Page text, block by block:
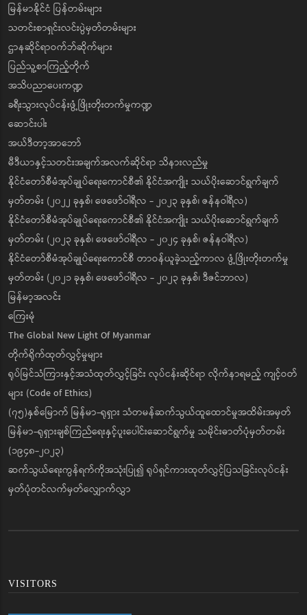
မြန်မာနိုင်ငံ ပြန်တမ်းများ
သတင်းစာရှင်းလင်းပွဲမှတ်တမ်းများ
ဌာနဆိုင်ရာဝက်ဘ်ဆိုက်များ
ပြည်သူ့စာကြည့်တိုက်
အသိပညာပေးကဏ္ဍ
ခရီးသွားလုပ်ငန်းဖွံ့ဖြိုးတိုးတက်မှုကဏ္ဍ
ဆောင်းပါး
အယ်ဒီတာ့အာဘော်
မီဒီယာနှင့်သတင်းအချက်အလက်ဆိုင်ရာ သိနားလည်မှု
နိုင်ငံတော်စီမံအုပ်ချုပ်ရေးကောင်စီ၏ နိုင်ငံအကျိုး သယ်ပိုးဆောင်ရွက်ချက်
မှတ်တမ်း (၂၀၂၂ ခုနှစ်၊ ဖေဖော်ဝါရီလ - ၂၀၂၃ ခုနှစ်၊ ဇန်နဝါရီလ)
နိုင်ငံတော်စီမံအုပ်ချုပ်ရေးကောင်စီ၏ နိုင်ငံအကျိုး သယ်ပိုးဆောင်ရွက်ချက်
မှတ်တမ်း (၂၀၂၃ ခုနှစ်၊ ဖေဖော်ဝါရီလ - ၂၀၂၄ ခုနှစ်၊ ဇန်နဝါရီလ)
နိုင်ငံတော်စီမံအုပ်ချုပ်ရေးကောင်စီ တာဝန်ယူခဲ့သည့်ကာလ ဖွံ့ဖြိုးတိုးတက်မှု
မှတ်တမ်း (၂၀၂၁ ခုနှစ်၊ ဖေဖော်ဝါရီလ - ၂၀၂၃ ခုနှစ်၊ ဒီဇင်ဘာလ)
မြန်မာ့အလင်း
ကြေးမုံ
The Global New Light Of Myanmar
တိုက်ရိုက်ထုတ်လွှင့်မှုများ
ရုပ်မြင်သံကြားနှင့်အသံထုတ်လွှင့်ခြင်း လုပ်ငန်းဆိုင်ရာ လိုက်နာရမည့် ကျင့်ဝတ်
များ (Code of Ethics)
(၇၅)နှစ်မြောက် မြန်မာ-ရုရှား သံတမန်ဆက်သွယ်ထူထောင်မှုအထိမ်းအမှတ်
မြန်မာ-ရုရှားချစ်ကြည်ရေးနှင့်ပူးပေါင်းဆောင်ရွက်မှု သမိုင်းဓာတ်ပုံမှတ်တမ်း
(၁၉၄၈-၂၀၂၃)
ဆက်သွယ်ရေးကွန်ရက်ကိုအသုံးပြု၍ ရုပ်ရှင်ကားထုတ်လွှင့်ပြသခြင်းလုပ်ငန်း
မှတ်ပုံတင်လက်မှတ်လျှောက်လွှာ
VISITORS